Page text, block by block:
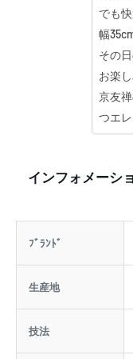
でも
幅
その
お楽
京友
つエ
インフォメーシ
ﾌﾞﾗﾝﾄﾞ
生産地
技法